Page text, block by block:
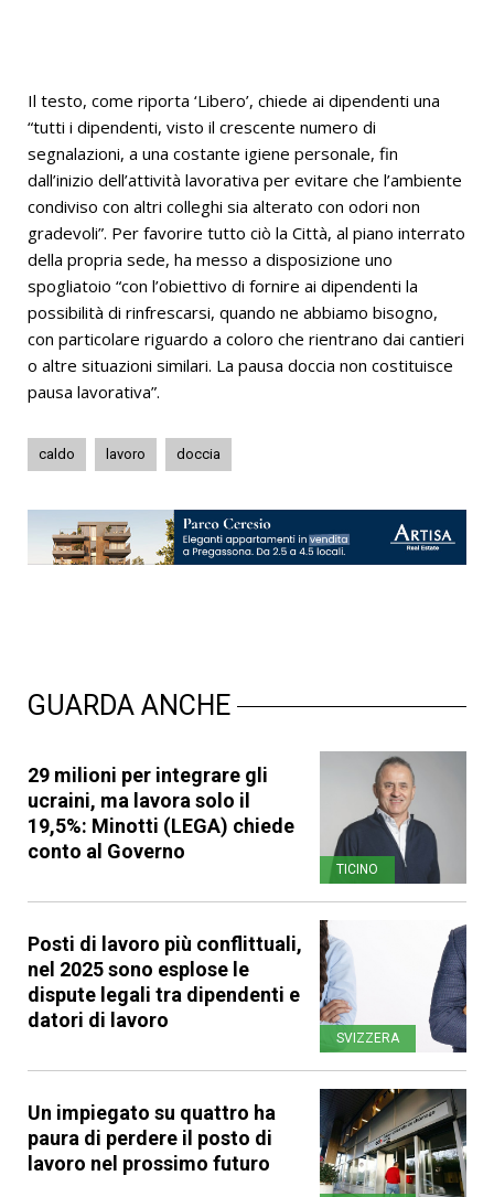
Il testo, come riporta ‘Libero’, chiede ai dipendenti una
“tutti i dipendenti, visto il crescente numero di
segnalazioni, a una costante igiene personale, fin
dall’inizio dell’attività lavorativa per evitare che l’ambiente
condiviso con altri colleghi sia alterato con odori non
gradevoli”. Per favorire tutto ciò la Città, al piano interrato
della propria sede, ha messo a disposizione uno
spogliatoio “con l’obiettivo di fornire ai dipendenti la
possibilità di rinfrescarsi, quando ne abbiamo bisogno,
con particolare riguardo a coloro che rientrano dai cantieri
o altre situazioni similari. La pausa doccia non costituisce
pausa lavorativa”.
caldo lavoro doccia
GUARDA ANCHE
29 milioni per integrare gli
ucraini, ma lavora solo il
19,5%: Minotti (LEGA) chiede
conto al Governo
TICINO
Posti di lavoro più conflittuali,
nel 2025 sono esplose le
dispute legali tra dipendenti e
datori di lavoro
SVIZZERA
Un impiegato su quattro ha
paura di perdere il posto di
lavoro nel prossimo futuro